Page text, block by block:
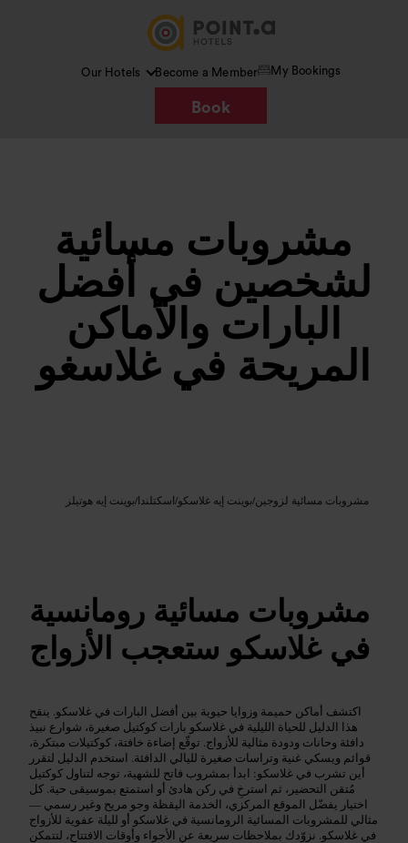
Our Hotels Become a Member My Bookings
Book
مشروبات مسائية
لشخصين في أفضل
البارات والأماكن
المريحة في غلاسغو
بوينت إيه هوتيلز/اسكتلندا/بوينت إيه غلاسكو/مشروبات مسائية لزوجين
مشروبات مسائية رومانسية
في غلاسكو ستعجب الأزواج
اكتشف أماكن حميمة وزوايا حيوية بين أفضل البارات في غلاسكو. ينقح
هذا الدليل للحياة الليلية في غلاسكو بارات كوكتيل صغيرة، شوارع نبيذ
دافئة وحانات ودودة مثالية للأزواج. توقّع إضاءة خافتة، كوكتيلات مبتكرة،
قوائم ويسكي غنية وتراسات صغيرة لليالي الدافئة. استخدم الدليل لتقرر
أين تشرب في غلاسكو: ابدأ بمشروب فاتح للشهية، توجه لتناول كوكتيل
مُتقن التحضير، ثم استرخِ في ركن هادئ أو استمتع بموسيقى حية. كل
اختيار يفضّل الموقع المركزي، الخدمة اليقظة وجو مريح وغير رسمي —
مثالي للمشروبات المسائية الرومانسية في غلاسكو أو لليلة عفوية للأزواج
في غلاسكو. نزوّدك بملاحظات سريعة عن الأجواء وأوقات الافتتاح، لتتمكن